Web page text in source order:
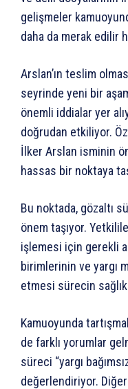
gelişmeler
daha da merak edilir
Arslan’ın teslim
seyrinde yeni bir
önemli iddialar yer
doğrudan etkiliyor.
İlker Arslan isminin
hassas bir noktaya
Bu noktada, gözaltı
önem taşıyor.
işlemesi için gerekli
birimlerinin ve yargı
etmesi sürecin
Kamuoyunda
de farklı yorumlar
süreci “yargı
değerlendiriyor.